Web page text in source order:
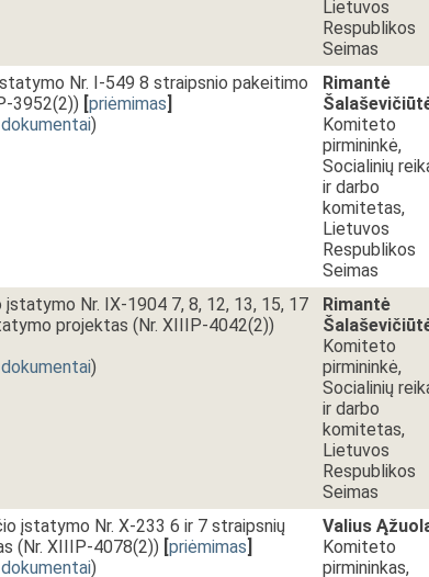
Lietuvos
Respublikos
Seimas
Nr. I-549 8 straipsnio pakeitimo
3952(2)) [priėmimas]
)
Rimantė
Komiteto
pirmininkė,
Socialinių
ir darbo
komitetas,
Lietuvos
Respublikos
Seimas
įstatymo Nr. IX-1904 7, 8, 12, 13, 15, 17
projektas (Nr. XIIIP-4042(2))
)
Rimantė
Komiteto
pirmininkė,
Socialinių
ir darbo
komitetas,
Lietuvos
Respublikos
Seimas
įstatymo Nr. X-233 6 ir 7 straipsnių
(Nr. XIIIP-4078(2)) [priėmimas]
)
Valius
Komiteto
pirmininkas,